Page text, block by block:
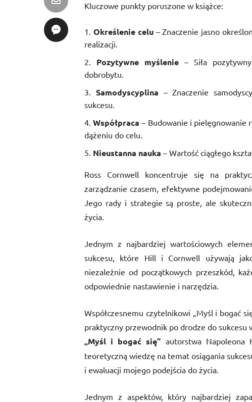
Kluczowe punkty poruszone w książce:
Określenie celu– Znaczenie jasno
realizacji.
Pozytywne myślenie– Siła
dobrobytu.
Samodyscyplina – Znaczenie
sukcesu.
Współpraca – Budowanie i pielęgnowanie
dążeniu do celu.
Nieustanna nauka – Wartość ciągłego
Ross Cornwell koncentruje się na
zarządzanie czasem, efektywne
Jego rady i strategie są proste, ale
życia.
Jednym z najbardziej wartościowych
sukcesu, które Hill i Cornwell używają
niezależnie od początkowych przeszkód,
odpowiednie nastawienie i narzędzia.
Współczesnemu czytelnikowi „Myśl i bogać
praktyczny przewodnik po drodze do sukcesu
„Myśl i bogać się” autorstwa Napoleona
teoretyczną wiedzę na temat osiągania
i ewaluacji mojego podejścia do życia.
Jednym z aspektów, który najbardziej